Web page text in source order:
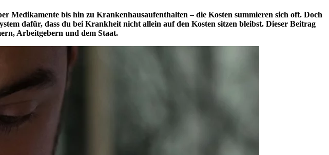
Medikamente bis hin zu Krankenhausaufenthalten – die Kosten summieren sich oft. Doch
dafür, dass du bei Krankheit nicht allein auf den Kosten sitzen bleibst. Dieser Beitrag
Arbeitgebern und dem Staat.